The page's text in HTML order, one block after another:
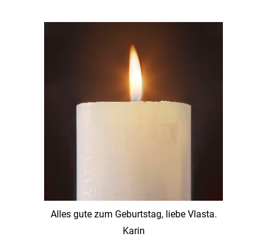
Alles gute zum Geburtstag, liebe Vlasta.
Karin